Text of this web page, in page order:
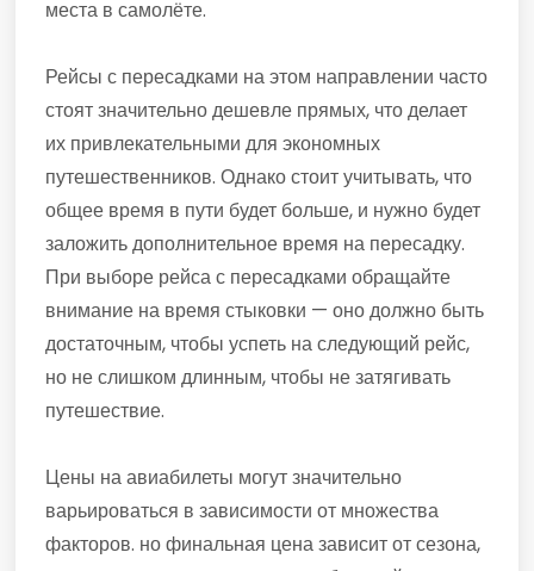
места в самолёте.
Рейсы с пересадками на этом направлении часто
стоят значительно дешевле прямых, что делает
их привлекательными для экономных
путешественников. Однако стоит учитывать, что
общее время в пути будет больше, и нужно будет
заложить дополнительное время на пересадку.
При выборе рейса с пересадками обращайте
внимание на время стыковки — оно должно быть
достаточным, чтобы успеть на следующий рейс,
но не слишком длинным, чтобы не затягивать
путешествие.
Цены на авиабилеты могут значительно
варьироваться в зависимости от множества
факторов. но финальная цена зависит от сезона,